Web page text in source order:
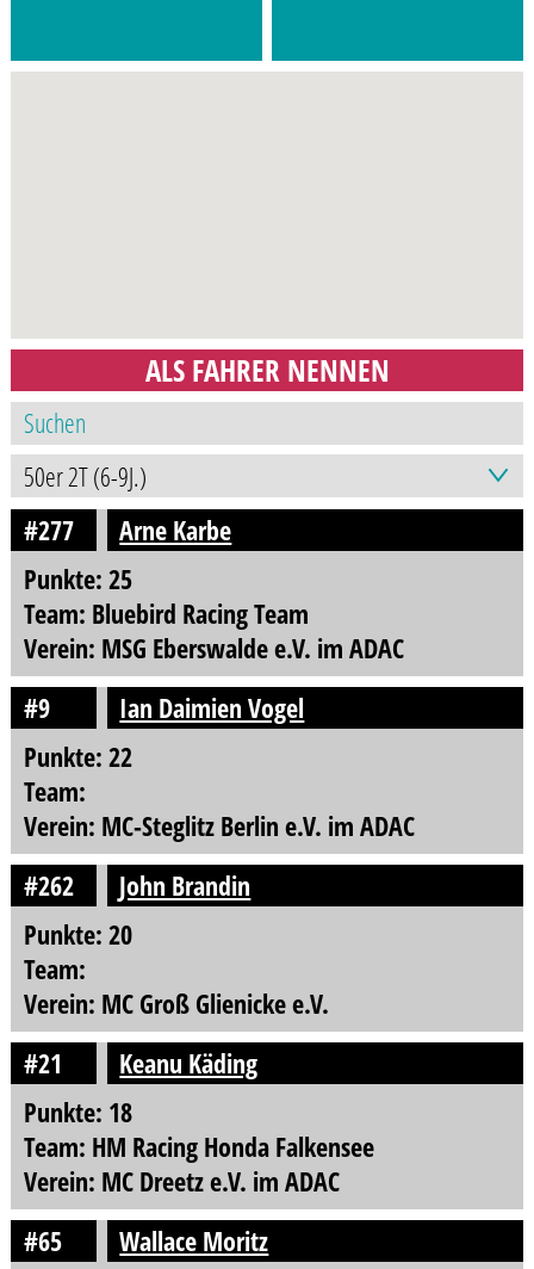
ALS FAHRER NENNEN
#277
Arne Karbe
Punkte: 25
Team: Bluebird Racing Team
Verein: MSG Eberswalde e.V. im ADAC
#9
Ian Daimien Vogel
Punkte: 22
Team:
Verein: MC-Steglitz Berlin e.V. im ADAC
#262
John Brandin
Punkte: 20
Team:
Verein: MC Groß Glienicke e.V.
#21
Keanu Käding
Punkte: 18
Team: HM Racing Honda Falkensee
Verein: MC Dreetz e.V. im ADAC
#65
Wallace Moritz